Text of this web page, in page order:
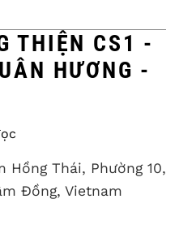
THIỆN CS1 -
HƯƠNG -
Hồng Thái, Phường 10,
Đồng, Vietnam